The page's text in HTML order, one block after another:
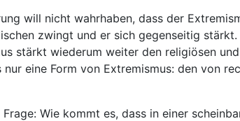
will nicht wahrhaben, dass der
zwingt und er sich gegenseitig
stärkt wiederum weiter den religiösen
eine Form von Extremismus: den von
Wie kommt es, dass in einer